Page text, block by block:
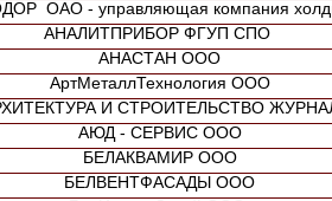
ОАО - управляющая компания
АНАЛИТПРИБОР ФГУП СПО
АНАСТАН ООО
АртМеталлТехнология ООО
И СТРОИТЕЛЬСТВО
АЮД - СЕРВИС ООО
БЕЛАКВАМИР ООО
БЕЛВЕНТФАСАДЫ ООО